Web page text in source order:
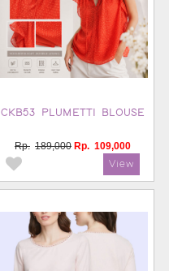
CKB53 PLUMETTI BLOUSE
Rp. 189,000 Rp. 109,000